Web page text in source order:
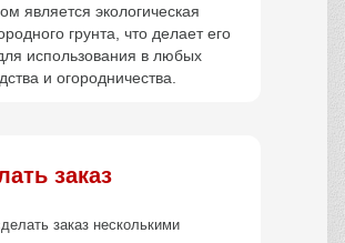
является экологическая
грунта, что делает его
использования в любых
и огородничества.
заказ
заказ несколькими